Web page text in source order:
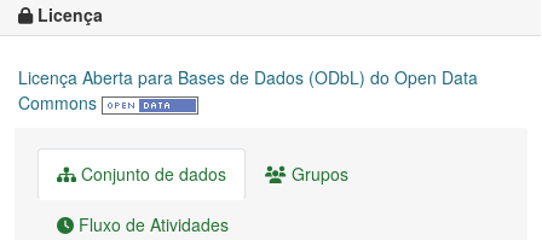
Licença
Licença Aberta para Bases de Dados (ODbL) do Open Data
Commons
Conjunto de dados Grupos
Fluxo de Atividades